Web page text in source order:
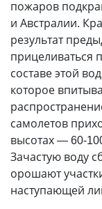
пожаров
и Австралии.
результат
прицеливаться
составе этой
которое
самолетов
высотах — 60-
Зачастую воду
орошают
наступающей